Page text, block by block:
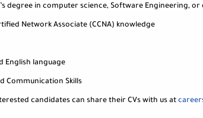
degree in computer science, Software Engineering, or
Network Associate (CCNA) knowledge
English language
Communication Skills
candidates can share their CVs with us at